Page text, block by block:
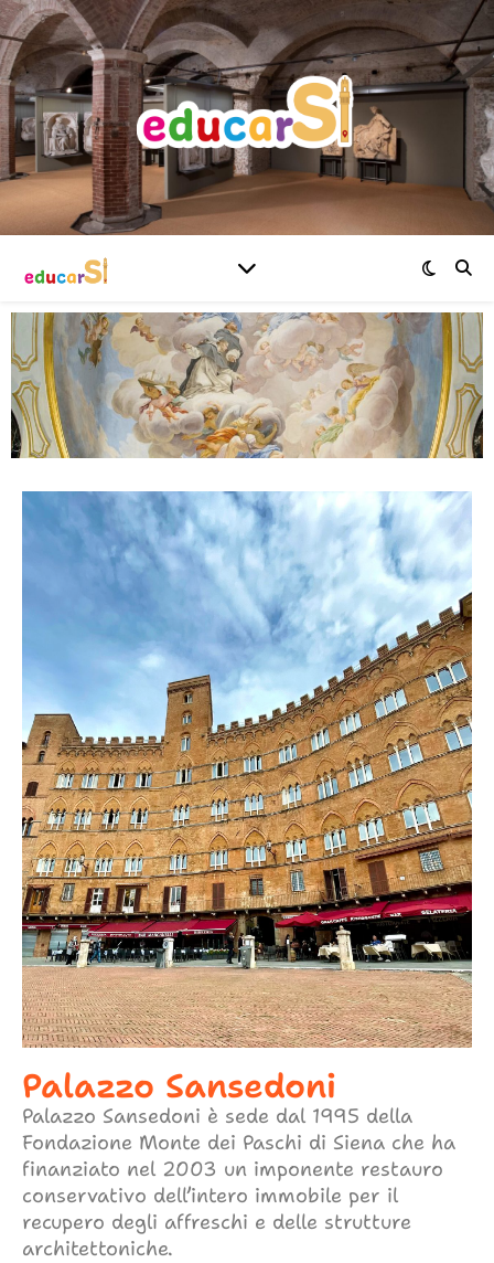
Palazzo Sansedoni
Palazzo Sansedoni è sede dal 1995 della
Fondazione Monte dei Paschi di Siena che ha
finanziato nel 2003 un imponente restauro
conservativo dell’intero immobile per il
recupero degli affreschi e delle strutture
architettoniche.